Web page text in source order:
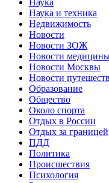
Наука и техника
Недвижимость
Новости
Новости ЗОЖ
Новости
Новости Москвы
Новости
Образование
Общество
Около спорта
Отдых в России
Отдых за границей
ПДД
Политика
Происшествия
Психология